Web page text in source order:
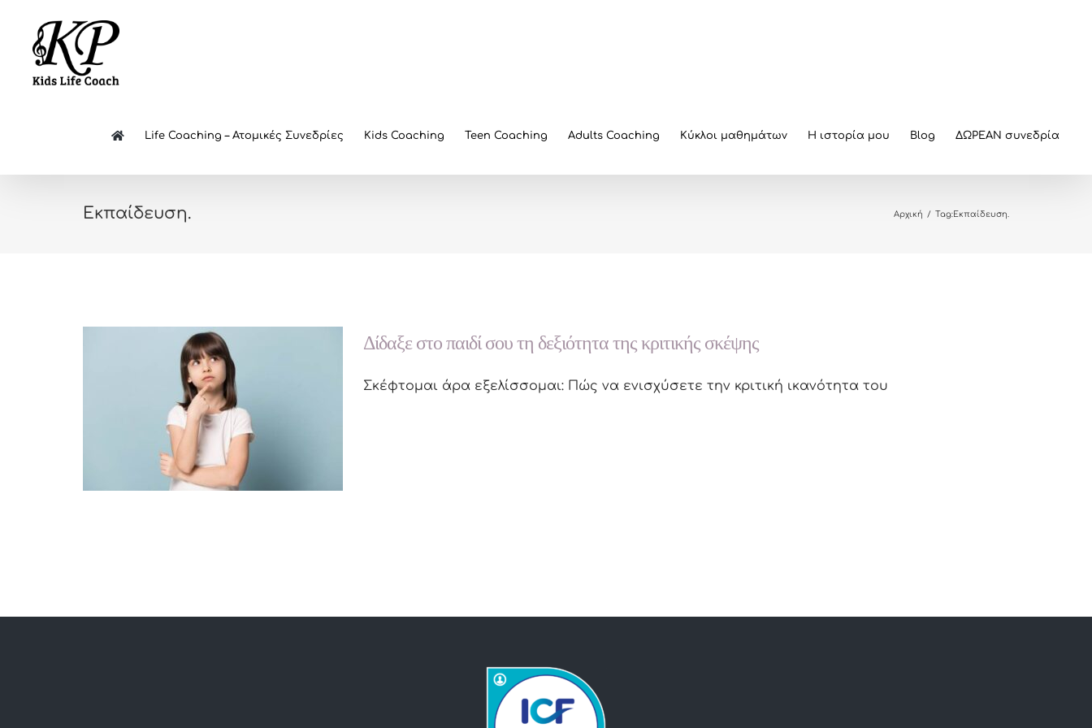
content
Life Coaching – Ατομικές Συνεδρίες Kids Coaching Teen Coaching Adults Coaching Κύκλοι μαθημάτων Η ιστορία μου Blog ΔΩΡΕΑΝ συνεδρία
Εκπαίδευση. Αρχική / Tag:Εκπαίδευση.
Δίδαξε στο παιδί σου τη δεξιότητα της κριτικής σκέψης
Σκέφτομαι άρα εξελίσσομαι: Πώς να ενισχύσετε την κριτική ικανότητα του